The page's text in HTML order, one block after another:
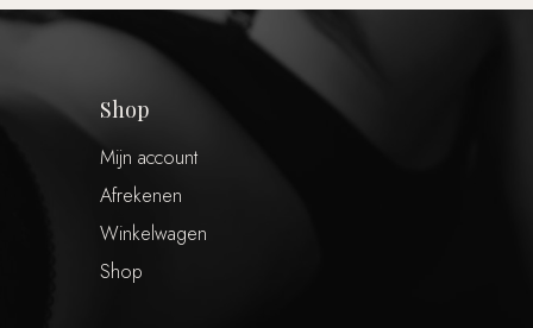
Shop
Mijn account
Afrekenen
Winkelwagen
Shop